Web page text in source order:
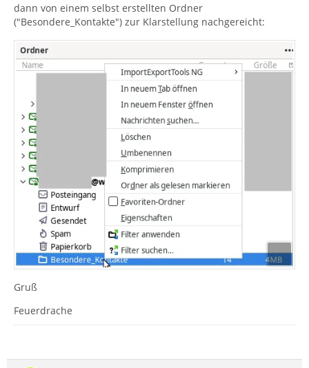
dann von einem selbst erstellten Ordner
("Besondere_Kontakte") zur Klarstellung nachgereicht:
Gruß
Feuerdrache